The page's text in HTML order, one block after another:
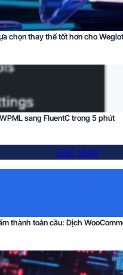
chọn thay thế tốt hơn cho
sang FluentC trong 5 phút
Giải pháp
thành toàn cầu: Dịch